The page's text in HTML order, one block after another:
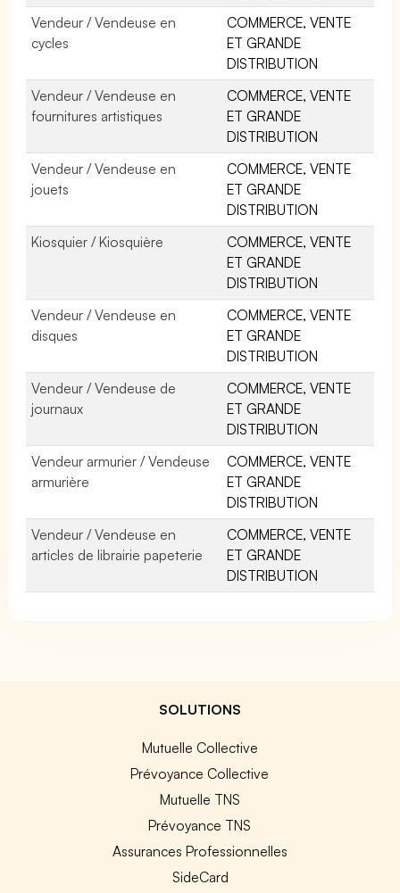
Vendeur / Vendeuse en
cycles
COMMERCE, VENTE
ET GRANDE
DISTRIBUTION
Vendeur / Vendeuse en
fournitures artistiques
COMMERCE, VENTE
ET GRANDE
DISTRIBUTION
Vendeur / Vendeuse en
jouets
COMMERCE, VENTE
ET GRANDE
DISTRIBUTION
Kiosquier / Kiosquière
COMMERCE, VENTE
ET GRANDE
DISTRIBUTION
Vendeur / Vendeuse en
disques
COMMERCE, VENTE
ET GRANDE
DISTRIBUTION
Vendeur / Vendeuse de
journaux
COMMERCE, VENTE
ET GRANDE
DISTRIBUTION
Vendeur armurier / Vendeuse
armurière
COMMERCE, VENTE
ET GRANDE
DISTRIBUTION
Vendeur / Vendeuse en
articles de librairie papeterie
COMMERCE, VENTE
ET GRANDE
DISTRIBUTION
SOLUTIONS
Mutuelle Collective
Prévoyance Collective
Mutuelle TNS
Prévoyance TNS
Assurances Professionnelles
SideCard